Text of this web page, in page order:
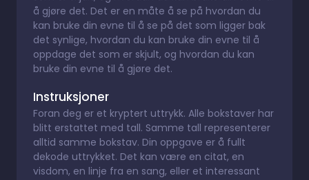
å gjøre det. Det er en måte å se på hvordan du
kan bruke din evne til å se på det som ligger bak
det synlige, hvordan du kan bruke din evne til å
oppdage det som er skjult, og hvordan du kan
bruke din evne til å gjøre det.
Instruksjoner
Foran deg er et kryptert uttrykk. Alle bokstaver har
blitt erstattet med tall. Samme tall representerer
alltid samme bokstav. Din oppgave er å fullt
dekode uttrykket. Det kan være en citat, en
visdom, en linje fra en sang, eller et interessant